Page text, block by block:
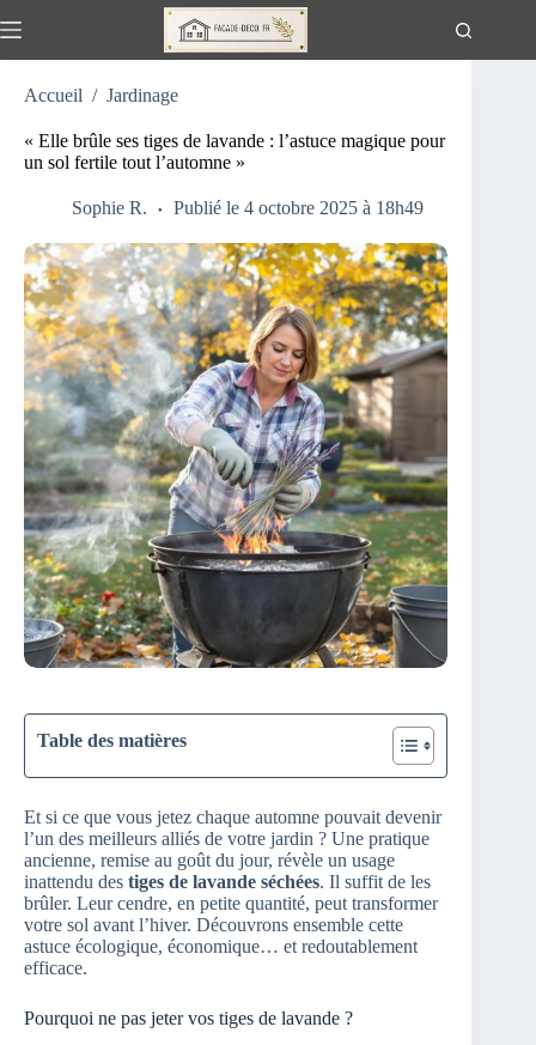
au
Accueil / Jardinage
« Elle brûle ses tiges de lavande : l’astuce magique pour
un sol fertile tout l’automne »
Sophie R. Publié le 4 octobre 2025 à 18h49
Table des matières
Et si ce que vous jetez chaque automne pouvait devenir
l’un des meilleurs alliés de votre jardin ? Une pratique
ancienne, remise au goût du jour, révèle un usage
inattendu des tiges de lavande séchées. Il suffit de les
brûler. Leur cendre, en petite quantité, peut transformer
votre sol avant l’hiver. Découvrons ensemble cette
astuce écologique, économique… et redoutablement
efficace.
Pourquoi ne pas jeter vos tiges de lavande ?